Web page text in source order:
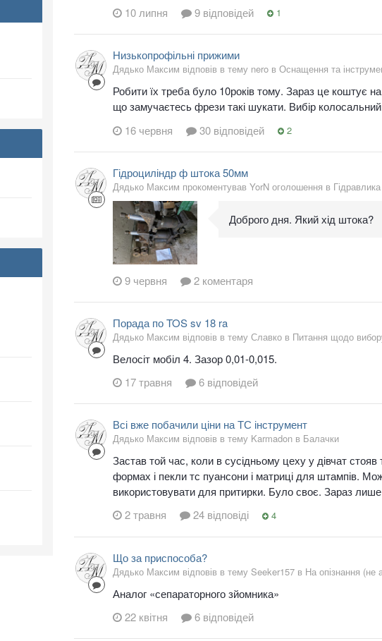
10 липня
9 відповідей 1
Низькопрофільні прижими
Дядько Максим відповів в тему nero в Оснащення та
Робити їх треба було 10років тому. Зараз це коштує
що замучаєтесь фрези такі шукати. Вибір
16 червня
30 відповідей 2
Гідроциліндр ф штока 50мм
Дядько Максим прокоментував YorN оголошення в Гідравлика
Доброго дня. Який хід штока?
9 червня 2 коментаря
Порада по TOS sv 18 ra
Дядько Максим відповів в тему Славко в Питання щодо
Велосіт мобіл 4. Зазор 0,01-0,015.
17 травня
6 відповідей
Всі вже побачили ціни на ТС інструмент
Дядько Максим відповів в тему Karmadon в Балачки
Застав той час, коли в сусідньому цеху у дівчат
формах і пекли тс пуансони і матриці для штампів.
використовувати для притирки. Було своє. Зараз
2 травня
24 відповіді 4
Що за приспособа?
Дядько Максим відповів в тему Seeker157 в На опізнання (не
Аналог «сепараторного зйомника»
22 квітня
6 відповідей